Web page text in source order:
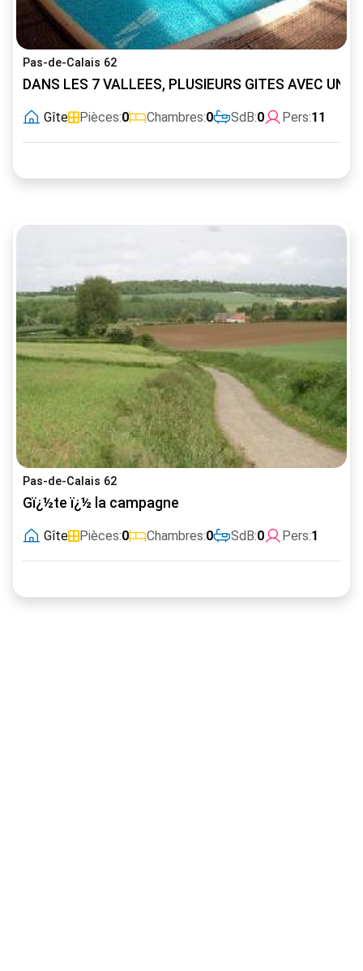
Pas-de-Calais 62
DANS LES 7 VALLEES, PLUSIEURS GITES AVEC UNE
Gîte Pièces:0 Chambres:0 SdB:0 Pers:11
Pas-de-Calais 62
Gï¿½te ï¿½ la campagne
Gîte Pièces:0 Chambres:0 SdB:0 Pers:1